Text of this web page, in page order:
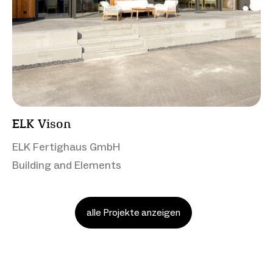
ELK Vison
ELK Fertighaus GmbH
Building and Elements
alle Projekte anzeigen